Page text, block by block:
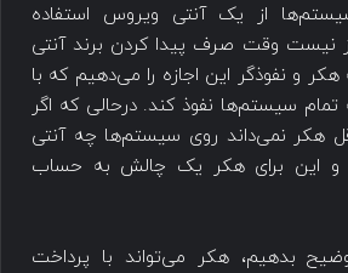
از یک آنتی ویروس استفاده
نیست وقت صرف پیدا کردن برند آنتی
و نفوذگر این اجازه را می‌دهیم که با
سیستم‌ها نفوذ کند. درحالی که اگر
هکر نمی‌داند روی سیستم‌ها چه آنتی
این برای هکر یک چالش به حساب
بدهیم، هکر می‌تواند با پرداخت